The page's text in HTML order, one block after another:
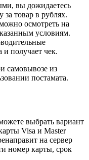
вы дожидаетесь
за товар в рублях.
осмотреть на
условиям.
получает чек.
самовывозе из
постамата.
выбрать вариант
Visa и Master
на сервер
номер карты, срок